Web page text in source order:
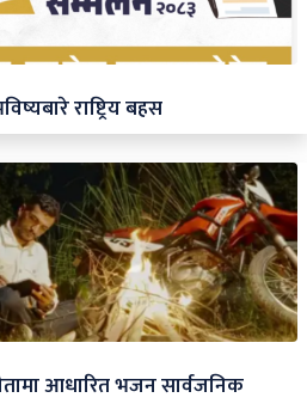
राष्ट्रिय बहस
आधारित भजन सार्वजनिक